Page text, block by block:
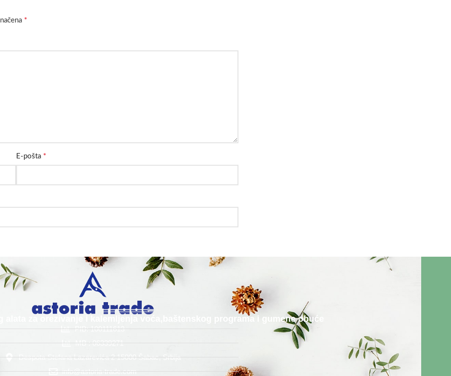
*
E-pošta *
alata za orezivanje i kalemljenja voća,baštenskog programa i gumene obuće
PIB: 100111613
MB : 06339271
Despota Stefana Lazarevića 2 15000 Šabac, Srbija
info@astoria-trade.com